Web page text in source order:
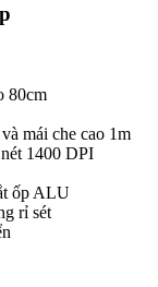
80cm
mái che cao 1m
1400 DPI
ốp ALU
rỉ sét